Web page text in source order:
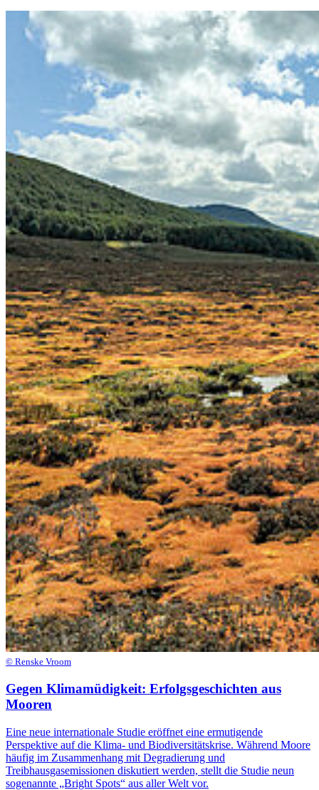
© Renske Vroom
Gegen Klimamüdigkeit: Erfolgsgeschichten aus
Mooren
Eine neue internationale Studie eröffnet eine ermutigende
Perspektive auf die Klima- und Biodiversitätskrise. Während Moore
häufig im Zusammenhang mit Degradierung und
Treibhausgasemissionen diskutiert werden, stellt die Studie neun
sogenannte „Bright Spots“ aus aller Welt vor.